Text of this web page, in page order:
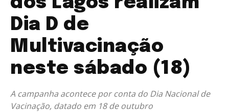
Dia D de
Multivacinação
neste sábado (18)
A campanha acontece por conta do Dia Nacional de
Vacinação, datado em 18 de outubro